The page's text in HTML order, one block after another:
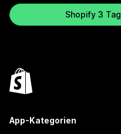
Shopify 3
App-Kategorien